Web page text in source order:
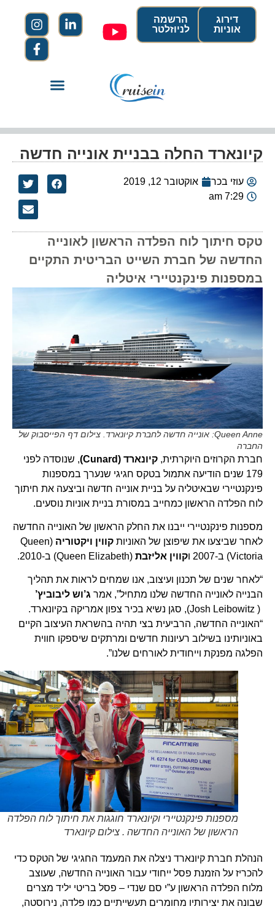
הרשמה
לניוזלטר
דירוג
אוניות
קיונארד החלה בבניית אונייה חדשה
עוזי בכר
אוקטובר 12, 2019
7:29 am
טקס חיתוך לוח הפלדה הראשון לאונייה
החדשה של חברת השייט הבריטית התקיים
במספנות פינקנטיירי איטליה
Queen Anne: אונייה חדשה לחברת קיונארד. צילום דף הפייסבוק של
החברה
חברת הקרוזים היוקרתית,קיונארד (Cunard)
, שנוסדה לפני
179 שנים הודיעה אתמול בטקס חגיגי שנערך במספנות
פינקנטיירי שבאיטליה על בניית אונייה חדשה וביצעה את חיתוך
לוח הפלדה הראשון כמחייב במסורת בניית אוניות נוסעים.
מספנות פינקנטיירי ייבנו את החלק הראשון של האונייה החדשה
לאחר שביצעו את שיפוצן של האוניותקווין ויקטוריה (Queen
Victoria) ב-2007 ו
קווין אליזבת(Queen Elizabeth) ב-2010.
“לאחר שנים של תכנון ועיצוב, אנו שמחים לראות את תהליך
הבנייה לאונייה החדשה שלנו מתחיל”, אמרג’וש ליבוביץ’
( Josh Leibowitz), סגן נשיא בכיר צפון אמריקה בקיונארד.
“האונייה החדשה, הרביעית בצי תהיה בהשראת העיצוב הקיים
באוניותינו בשילוב רעיונות חדשים ומרתקים שיספקו חווית
הפלגה מפנקת וייחודית לאורחים שלנו”.
מספנות פינקנטיירי וקיונארד חוגגות את חיתוך לוח הפלדה
הראשון של האונייה החדשה . צילום קיונארד
הנהלת חברת קיונארד ניצלה את המעמד החגיגי של הטקס כדי
להכריז על הזמנת פסל ייחודי עבור האונייה החדשה, שעוצב
מלוח הפלדה הראשון ע”י סם שנדי – פסל בריטי יליד מצרים
שבונה את יצירותיו מחומרים תעשייתיים כמו פלדה, נירוסטה,